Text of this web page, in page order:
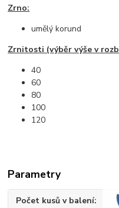
Zrno:
umělý korund
Zrnitosti (výběr výše v
40
60
80
100
120
Parametry
Počet kusů v balení